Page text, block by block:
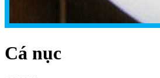
Cá nục